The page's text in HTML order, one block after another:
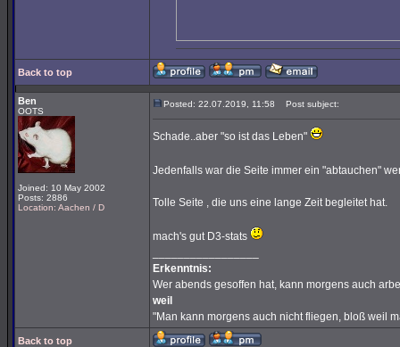
Back to top
Ben
OOTS
Joined: 10 May 2002
Posts: 2886
Location: Aachen / D
Posted: 22.07.2019, 11:58 Post subject:
Schade..aber "so ist das Leben"
Jedenfalls war die Seite immer ein "abtauchen"
Tolle Seite , die uns eine lange Zeit begleitet hat.
mach's gut D3-stats
Erkenntnis:
Wer abends gesoffen hat, kann morgens auch
weil
"Man kann morgens auch nicht fliegen, bloß weil
Back to top